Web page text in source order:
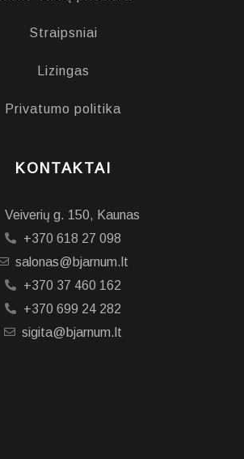
Straipsniai
Lizingas
Privatumo politika
KONTAKTAI
Veiverių g. 150, Kaunas
+370 618 27 098
salonas@bjarnum.lt
+370 37 460 162
+370 699 24 282
sigita@bjarnum.lt